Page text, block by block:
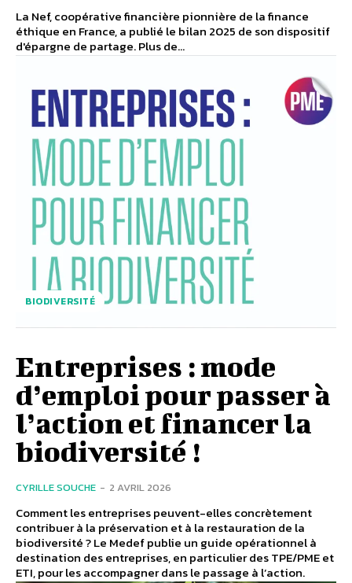
La Nef, coopérative financière pionnière de la finance
éthique en France, a publié le bilan 2025 de son dispositif
d'épargne de partage. Plus de...
BIODIVERSITÉ
Entreprises : mode
d’emploi pour passer à
l’action et financer la
biodiversité !
CYRILLE SOUCHE - 2 AVRIL 2026
Comment les entreprises peuvent-elles concrètement
contribuer à la préservation et à la restauration de la
biodiversité ? Le Medef publie un guide opérationnel à
destination des entreprises, en particulier des TPE/PME et
ETI, pour les accompagner dans le passage à l’action.